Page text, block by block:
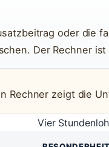
oder die
Der Rechner
Rechner zeigt die
Vier